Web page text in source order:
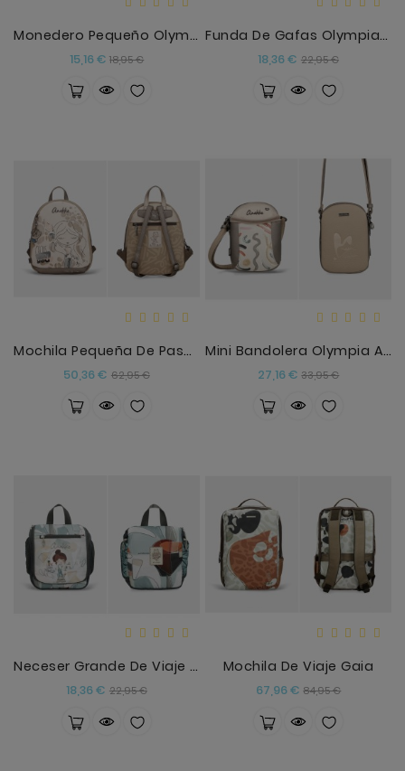
Monedero Pequeño Olympia Anekke
15,16 € Precio
18,95 €Precio
Funda De Gafas Olympia Anekke
18,36 € Precio
22,95 €Precio
Mochila Pequeña De Paseo Olympia Anekke
50,36 € Precio
62,95 €Precio
Mini Bandolera Olympia Anekke
27,16 € Precio
33,95 €Precio
Neceser Grande De Viaje Sophia Anekke
18,36 € Precio
22,95 €Precio
Mochila De Viaje Gaia
67,96 € Precio
84,95 €Precio